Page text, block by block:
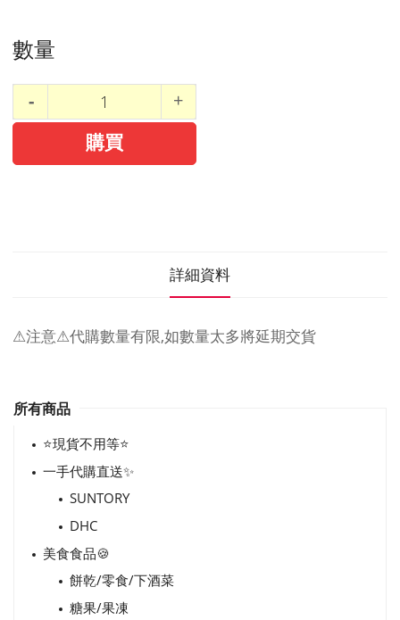
數量
購買
詳細資料
⚠注意⚠代購數量有限,如數量太多將延期交貨
所有商品
⭐現貨不用等⭐
一手代購直送✨
SUNTORY
DHC
美食食品🍪
餅乾/零食/下酒菜
糖果/果凍